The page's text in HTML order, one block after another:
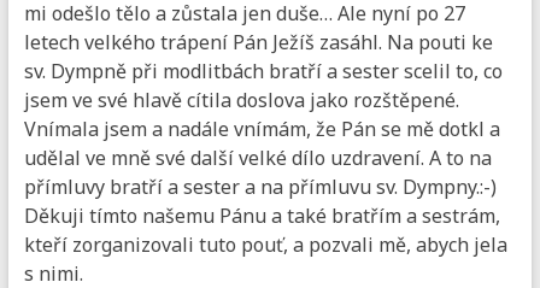
mi odešlo tělo a zůstala jen duše… Ale nyní po 27
letech velkého trápení Pán Ježíš zasáhl. Na pouti ke
sv. Dympně při modlitbách bratří a sester scelil to, co
jsem ve své hlavě cítila doslova jako rozštěpené.
Vnímala jsem a nadále vnímám, že Pán se mě dotkl a
udělal ve mně své další velké dílo uzdravení. A to na
přímluvy bratří a sester a na přímluvu sv. Dympny.:-)
Děkuji tímto našemu Pánu a také bratřím a sestrám,
kteří zorganizovali tuto pouť, a pozvali mě, abych jela
s nimi.